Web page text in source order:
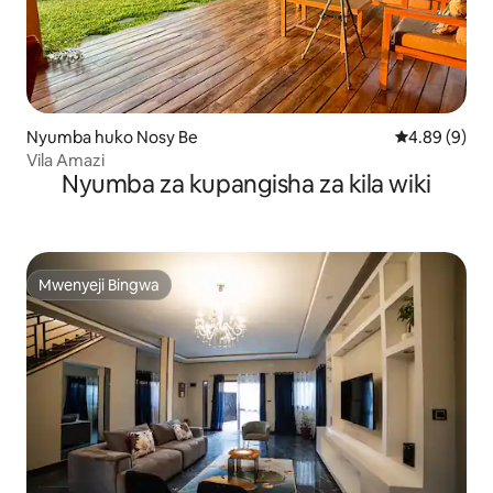
Nyumba huko Nosy Be Ukadiriaji
4.89 (9)
Vila Amazi
Nyumba za kupangisha za kila wiki
Mwenyeji Bingwa
Mwenyeji Bingwa